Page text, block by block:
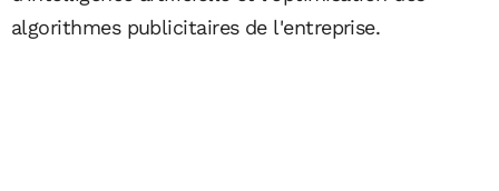
algorithmes publicitaires de l'entreprise.